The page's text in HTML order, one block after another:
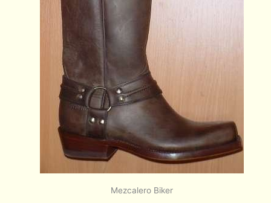
Mezcalero Biker